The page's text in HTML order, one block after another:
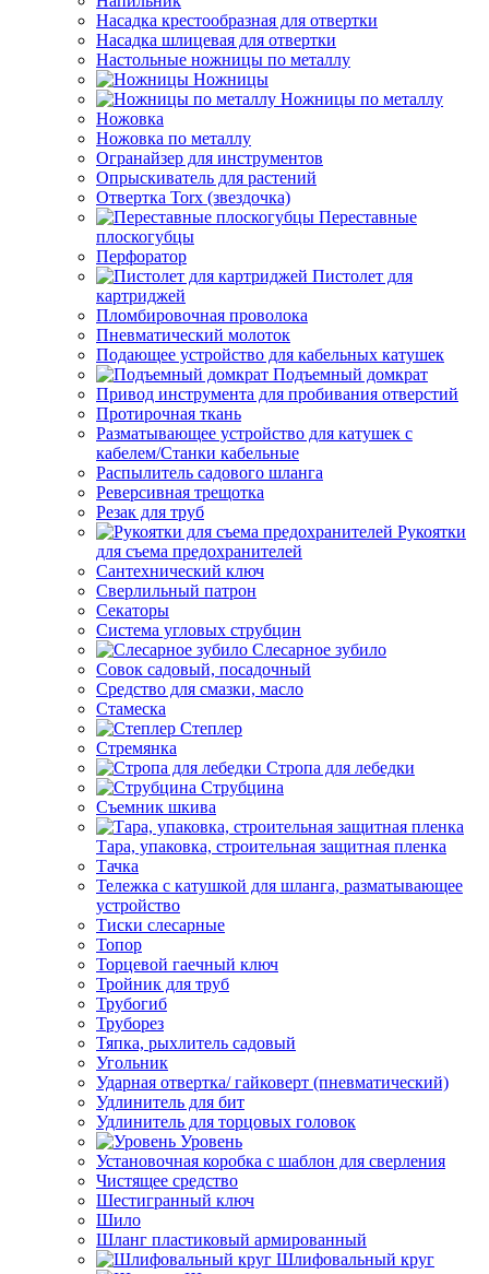
Насадка крестообразная для отвертки
Насадка шлицевая для отвертки
Настольные ножницы по металлу
Ножницы
Ножницы по металлу
Ножовка
Ножовка по металлу
Огранайзер для инструментов
Опрыскиватель для растений
Отвертка Torx (звездочка)
Переставные
плоскогубцы
Перфоратор
Пистолет для
картриджей
Пломбировочная проволока
Пневматический молоток
Подающее устройство для кабельных катушек
Подъемный домкрат
Привод инструмента для пробивания отверстий
Протирочная ткань
Разматывающее устройство для катушек с
кабелем/Станки кабельные
Распылитель садового шланга
Реверсивная трещотка
Резак для труб
Рукоятки
для съема предохранителей
Сантехнический ключ
Сверлильный патрон
Секаторы
Система угловых струбцин
Слесарное зубило
Совок садовый, посадочный
Средство для смазки, масло
Стамеска
Степлер
Стремянка
Стропа для лебедки
Струбцина
Съемник шкива
Тара, упаковка, строительная защитная пленка
Тачка
Тележка с катушкой для шланга, разматывающее
устройство
Тиски слесарные
Топор
Торцевой гаечный ключ
Тройник для труб
Трубогиб
Труборез
Тяпка, рыхлитель садовый
Угольник
Ударная отвертка/ гайковерт (пневматический)
Удлинитель для бит
Удлинитель для торцовых головок
Уровень
Установочная коробка с шаблон для сверления
Чистящее средство
Шестигранный ключ
Шило
Шланг пластиковый армированный
Шлифовальный круг